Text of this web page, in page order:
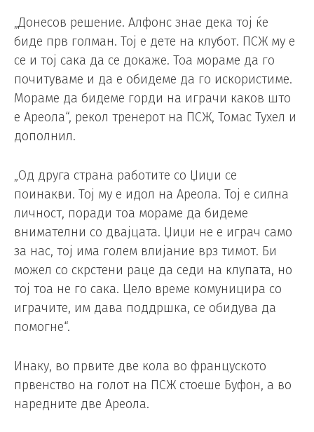
„Донесов решение. Алфонс знае дека тој ќе
биде прв голман. Тој е дете на клубот. ПСЖ му е
се и тој сака да се докаже. Тоа мораме да го
почитуваме и да е обидеме да го искористиме.
Мораме да бидеме горди на играчи каков што
е Ареола“, рекол тренерот на ПСЖ, Томас Тухел и
дополнил.
„Од друга страна работите со Џиџи се
поинакви. Тој му е идол на Ареола. Тој е силна
личност, поради тоа мораме да бидеме
внимателни со двајцата. Џиџи не е играч само
за нас, тој има голем влијание врз тимот. Би
можел со скрстени раце да седи на клупата, но
тој тоа не го сака. Цело време комуницира со
играчите, им дава поддршка, се обидува да
помогне“.
Инаку, во првите две кола во француското
првенство на голот на ПСЖ стоеше Буфон, а во
наредните две Ареола.